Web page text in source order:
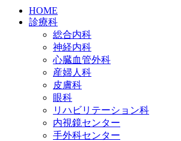
HOME
診療科
総合内科
神経内科
心臓血管外科
産婦人科
皮膚科
眼科
リハビリテーション科
内視鏡センター
手外科センター